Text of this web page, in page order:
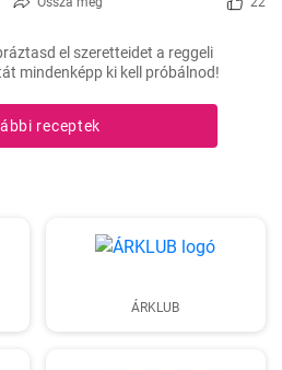
el szeretteidet a reggeli
mindenképp ki kell próbálnod!
receptek
ÁRKLUB